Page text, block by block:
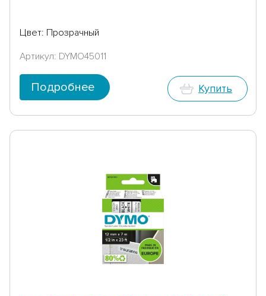
Цвет: Прозрачный
Артикул: DYMO45011
Подробнее Купить